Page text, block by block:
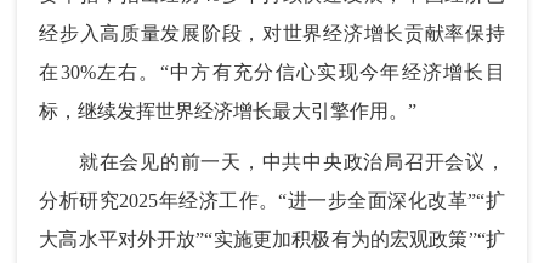
经步入高质量发展阶段，对世界经济增长贡献率保持
在30%左右。“中方有充分信心实现今年经济增长目
标，继续发挥世界经济增长最大引擎作用。”
就在会见的前一天，中共中央政治局召开会议，
分析研究2025年经济工作。“进一步全面深化改革”“扩
大高水平对外开放”“实施更加积极有为的宏观政策”“扩